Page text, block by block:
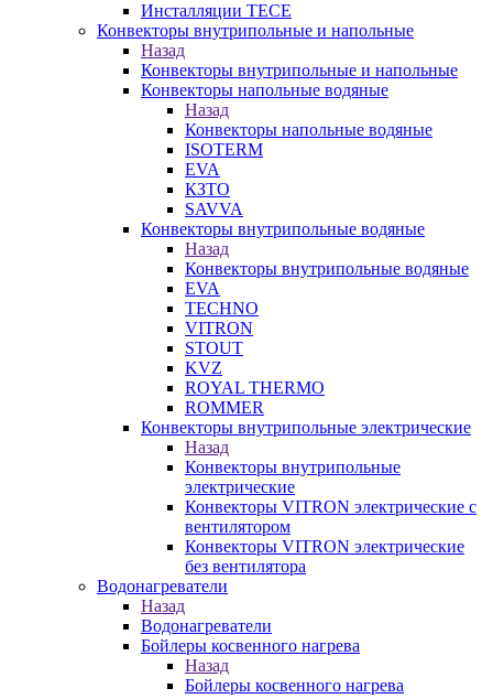
Инсталляции TECE
Конвекторы внутрипольные и напольные
Назад
Конвекторы внутрипольные и напольные
Конвекторы напольные водяные
Назад
Конвекторы напольные водяные
ISOTERM
EVA
КЗТО
SAVVA
Конвекторы внутрипольные водяные
Назад
Конвекторы внутрипольные водяные
EVA
TECHNO
VITRON
STOUT
KVZ
ROYAL THERMO
ROMMER
Конвекторы внутрипольные электрические
Назад
Конвекторы внутрипольные
электрические
Конвекторы VITRON электрические с
вентилятором
Конвекторы VITRON электрические
без вентилятора
Водонагреватели
Назад
Водонагреватели
Бойлеры косвенного нагрева
Назад
Бойлеры косвенного нагрева